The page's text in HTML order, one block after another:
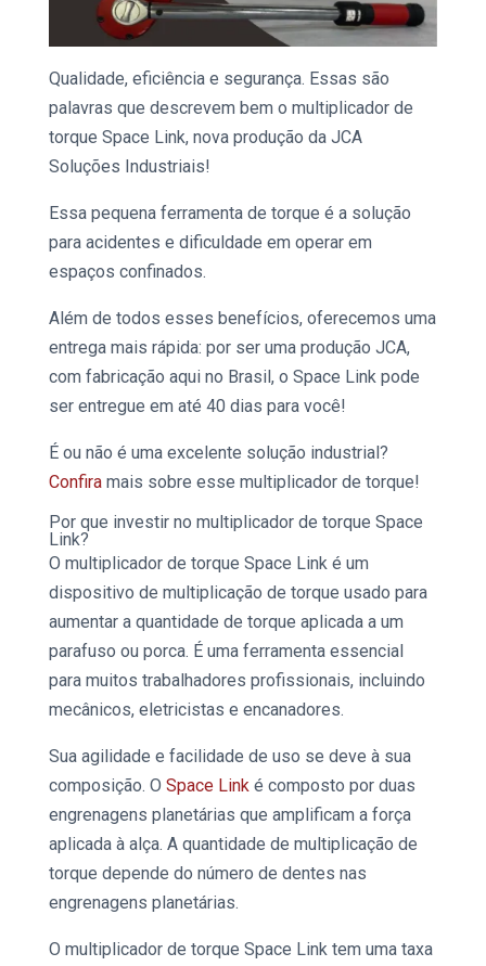
Qualidade, eficiência e segurança. Essas são
palavras que descrevem bem o multiplicador de
torque Space Link,nova produção da JCA
Soluções Industriais!
Essa pequenaferramenta de torque é a solução
para acidentes e dificuldade em operar em
espaços confinados.
Além de todos esses benefícios, oferecemos uma
entrega mais rápida: por ser uma produção JCA,
com fabricação aqui no Brasil, o Space Link pode
ser entregue em até 40 dias para você!
É ou não é uma excelente solução industrial?
Confiramais sobre esse multiplicador de torque!
Por que investir no multiplicador de torque Space
Link?
O multiplicador de torque Space Link é um
dispositivo de multiplicação de torque usado para
aumentar a quantidade de torque aplicada a um
parafuso ou porca. É uma ferramenta essencial
para muitos trabalhadores profissionais, incluindo
mecânicos, eletricistas e encanadores.
Sua agilidade e facilidade de uso se deve à sua
composição. O Space Link é composto por duas
engrenagens planetárias que amplificam a força
aplicada à alça. A quantidade de multiplicação de
torque depende do número de dentes nas
engrenagens planetárias.
O multiplicador de torque Space Link tem uma taxa